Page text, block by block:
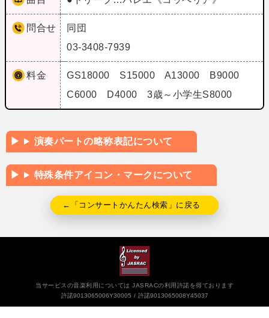
問合せ
同団
03-3408-7939
料金
GS18000 S15000 A13000 B9000
C6000 D4000 3歳～小学生S8000
演奏パートの略称表記について
特殊条件アイコン・マークについて
←「コンサートかんたん検索」に戻る
当サービスの音楽利用については JASRACの利用許諾を得ております
許諾9013065006Y30005
許諾9013065008Y45037